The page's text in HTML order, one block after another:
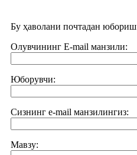
Бу ҳаволани почтадан юбориш
Олувчининг E-mail манзили:
Юборувчи:
Сизнинг e-mail манзилингиз:
Мавзу: